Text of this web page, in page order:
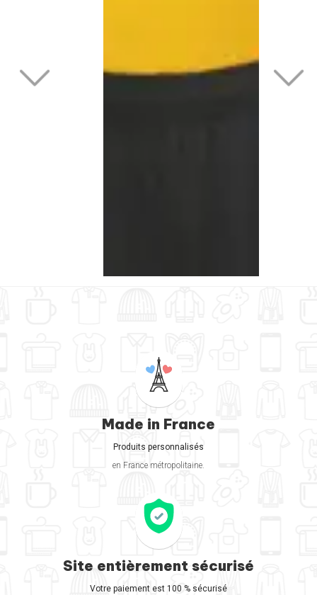
Made in France
Produits personnalisés
en France métropolitaine.
Site entièrement sécurisé
Votre paiement est 100 % sécurisé